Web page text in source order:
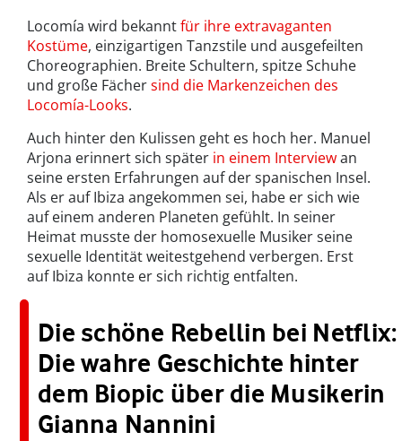
Locomía wird bekanntfür ihre extravaganten
Kostüme, einzigartigen Tanzstile und ausgefeilten
Choreographien. Breite Schultern, spitze Schuhe
und große Fächersind die Markenzeichen des
Locomía-Looks.
Auch hinter den Kulissen geht es hoch her. Manuel
Arjona erinnert sich später in einem Interviewan
seine ersten Erfahrungen auf der spanischen Insel.
Als er auf Ibiza angekommen sei, habe er sich wie
auf einem anderen Planeten gefühlt. In seiner
Heimat musste der homosexuelle Musiker seine
sexuelle Identität weitestgehend verbergen. Erst
auf Ibiza konnte er sich richtig entfalten.
Die schöne Rebellin bei Netflix:
Die wahre Geschichte hinter
dem Biopic über die Musikerin
Gianna Nannini